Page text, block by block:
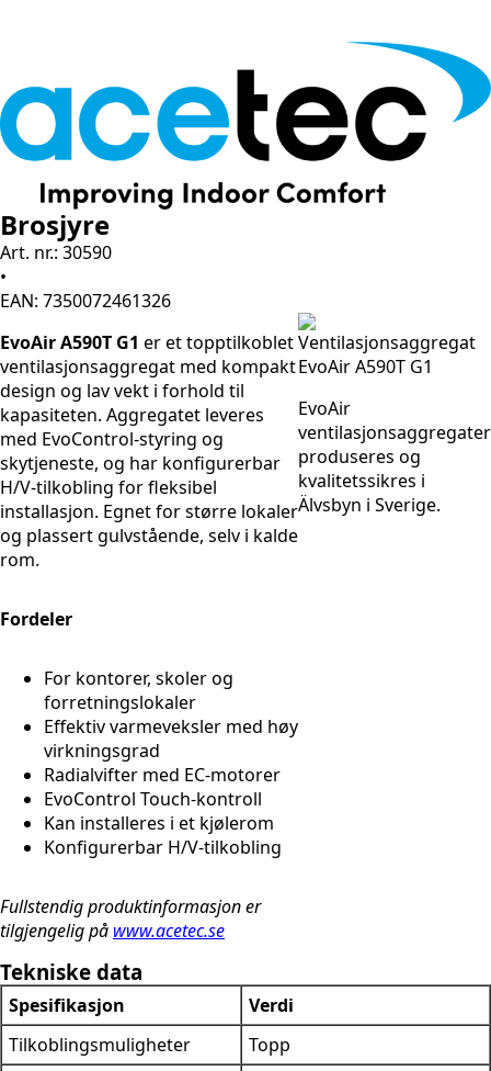
Brosjyre
Art. nr.: 30590
•
EAN: 7350072461326
EvoAir A590T G1 er et topptilkoblet
ventilasjonsaggregat med kompakt
design og lav vekt i forhold til
kapasiteten. Aggregatet leveres
med EvoControl-styring og
skytjeneste, og har konfigurerbar
H/V-tilkobling for fleksibel
installasjon. Egnet for større lokaler
og plassert gulvstående, selv i kalde
rom.
Fordeler
For kontorer, skoler og
forretningslokaler
Effektiv varmeveksler med høy
virkningsgrad
Radialvifter med EC-motorer
EvoControl Touch-kontroll
Kan installeres i et kjølerom
Konfigurerbar H/V-tilkobling
Fullstendig produktinformasjon er
tilgjengelig på www.acetec.se
EvoAir
ventilasjonsaggregater
produseres og
kvalitetssikres i
Älvsbyn i Sverige.
Tekniske data
Spesifikasjon
Verdi
Tilkoblingsmuligheter
Topp